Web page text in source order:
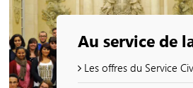
Au service de
Les offres du Service